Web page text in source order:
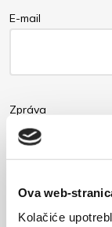
Ova web-
Kolačiće
E-mail
Zpráva